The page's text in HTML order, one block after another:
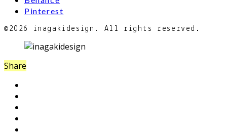
Pinterest
©2026 inagakidesign. All rights reserved.
Share